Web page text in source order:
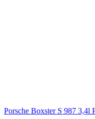
Porsche Boxster S 987